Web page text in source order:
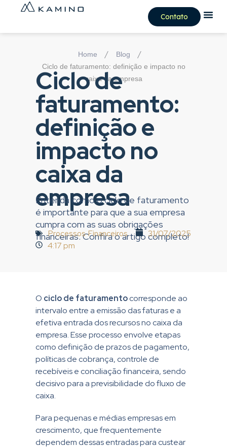
Contato
Home / Blog /
Ciclo de faturamento: definição e impacto no
caixa da empresa
Ciclo de
faturamento:
definição e
impacto no
caixa da
empresa
Entenda como o ciclo de faturamento
é importante para que a sua empresa
cumpra com as suas obrigações
financeiras. Confira o artigo completo!
Processos Financeiros
31/07/2025
4:17 pm
O ciclo de faturamentocorresponde ao
intervalo entre a emissão das faturas e a
efetiva entrada dos recursos no caixa da
empresa. Esse processo envolve etapas
como definição de prazos de pagamento,
políticas de cobrança, controle de
recebíveis e conciliação financeira, sendo
decisivo para a previsibilidade do fluxo de
caixa.
Para pequenas e médias empresas em
crescimento, que frequentemente
dependem dessas entradas para custear